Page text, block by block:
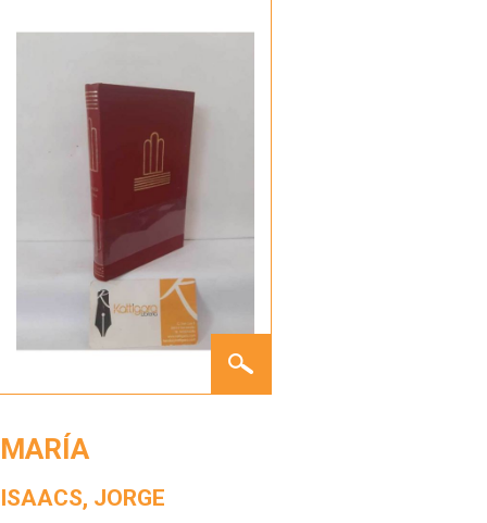
MARÍA
ISAACS, JORGE